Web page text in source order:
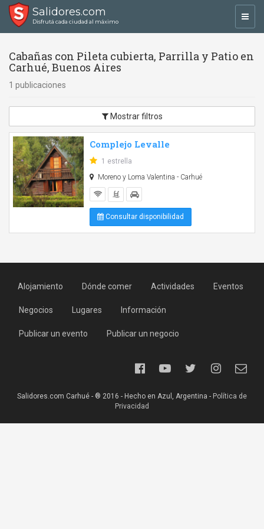
Salidores.com
Disfrutá cada ciudad al máximo
Cabañas con Pileta cubierta, Parrilla y Patio en
Carhué, Buenos Aires
1 publicaciones
Mostrar filtros
Complejo Levalle
1 estrella
Moreno y Loma Valentina - Carhué
Consultar disponibilidad
Alojamiento Dónde comer Actividades Eventos
Negocios Lugares Información
Publicar un evento Publicar un negocio
Salidores.com Carhué - ® 2016 - Hecho en Azul, Argentina - Política de
Privacidad